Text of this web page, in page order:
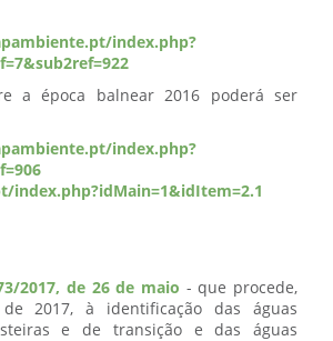
index.php?
a época balnear 2016 poderá ser
index.php?
index.php?idMain=1&idItem=2.1
2017, de 26 de maio - que procede,
2017, à identificação das águas
e de transição e das águas